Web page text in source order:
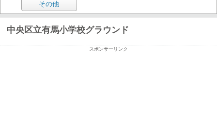
その他
中央区立有馬小学校グラウンド
スポンサーリンク